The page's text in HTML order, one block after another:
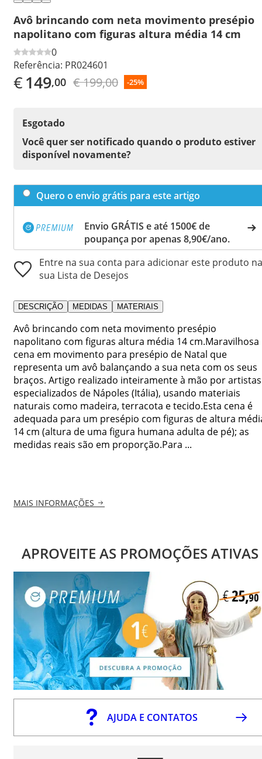
Avô brincando com neta movimento presépio
napolitano com figuras altura média 14 cm
0
Referência: PR024601
€149,00 € 199,00 -25%
Esgotado
Você quer ser notificado quando o produto estiver
disponível novamente?
Quero o envio grátis para este artigo
Envio GRÁTIS e até 1500€ de
poupança por apenas 8,90€/ano.
Entre na sua conta para adicionar este produto na
sua Lista de Desejos
DESCRIÇÃO MEDIDAS MATERIAIS
Avô brincando com neta movimento presépio
napolitano com figuras altura média 14 cm.Maravilhosa
cena em movimento para presépio de Natal que
representa um avô balançando a sua neta com os seus
braços. Artigo realizado inteiramente à mão por artistas
especializados de Nápoles (Itália), usando materiais
naturais como madeira, terracota e tecido.Esta cena é
adequada para um presépio com figuras de altura
14 cm (altura de uma figura humana adulta de pé); as
medidas reais são em proporção.Para ...
MAIS INFORMAÇÕES
APROVEITE AS PROMOÇÕES ATIVAS
AJUDA E CONTATOS